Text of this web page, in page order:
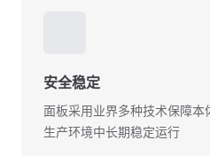
安全稳定
面板采用业界多种技术保障
生产环境中长期稳定运行